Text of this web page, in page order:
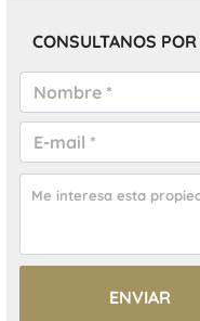
CONSULTANOS